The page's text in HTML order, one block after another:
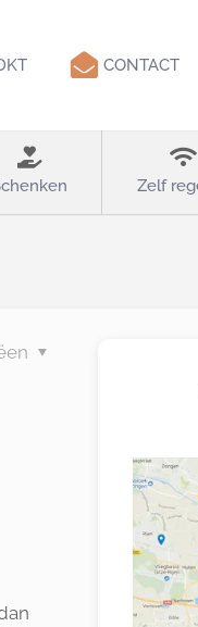
CONTACT
Zelf